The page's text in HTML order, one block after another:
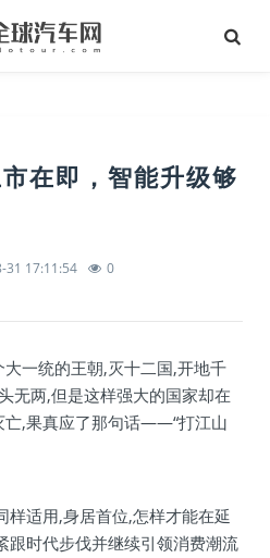
在即，智能升级够
31 17:11:54 0
一统的王朝,灭十二国,开地千
无两,但是这样强大的国家却在
亡,果真应了那句话——“打江山
样适用,身居首位,怎样才能在延
跟时代步伐并继续引领消费潮流